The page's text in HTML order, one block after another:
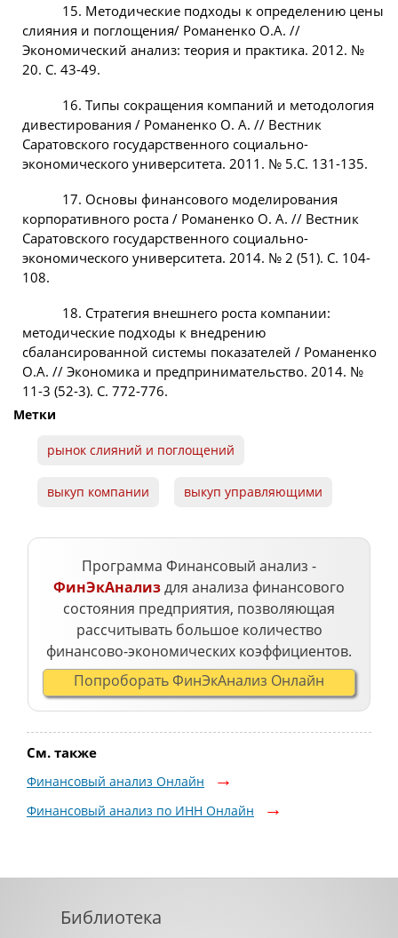
15. Методические подходы к определению цены
слияния и поглощения/ Романенко О.А. //
Экономический анализ: теория и практика. 2012. №
20. С. 43-49.
16. Типы сокращения компаний и методология
дивестирования / Романенко О. А. // Вестник
Саратовского государственного социально-
экономического университета. 2011. № 5.С. 131-135.
17. Основы финансового моделирования
корпоративного роста / Романенко О. А. // Вестник
Саратовского государственного социально-
экономического университета. 2014. № 2 (51). С. 104-
108.
18. Стратегия внешнего роста компании:
методические подходы к внедрению
сбалансированной системы показателей / Романенко
О.А. // Экономика и предпринимательство. 2014. №
11-3 (52-3). С. 772-776.
Метки
рынок слияний и поглощений
выкуп компании выкуп управляющими
Программа Финансовый анализ -
ФинЭкАнализдля анализа финансового
состояния предприятия, позволяющая
рассчитывать большое количество
финансово-экономических коэффициентов.
Попроборать ФинЭкАнализ Онлайн
См. также
Финансовый анализ Онлайн
Финансовый анализ по ИНН Онлайн
Библиотека